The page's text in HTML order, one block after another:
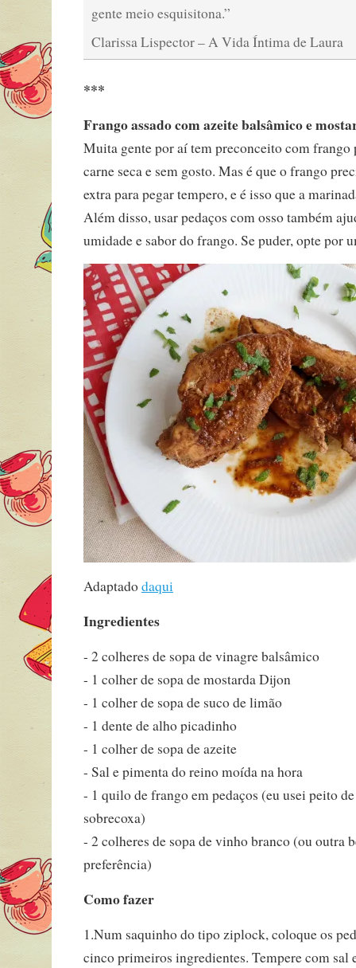
gente meio esquisitona.”
Clarissa Lispector – A Vida Íntima de Laura
***
Frango assado com azeite balsâmico e
Muita gente por aí tem preconceito com frango
carne seca e sem gosto. Mas é que o frango
extra para pegar tempero, e é isso que a
Além disso, usar pedaços com osso também
umidade e sabor do frango. Se puder, opte por
Adaptadodaqui
Ingredientes
- 2 colheres de sopa de vinagre balsâmico
- 1 colher de sopa de mostarda Dijon
- 1 colher de sopa de suco de limão
- 1 dente de alho picadinho
- 1 colher de sopa de azeite
- Sal e pimenta do reino moída na hora
- 1 quilo de frango em pedaços (eu usei peito
sobrecoxa)
- 2 colheres de sopa de vinho branco (ou outra
preferência)
Como fazer
1.Num saquinho do tipo ziplock, coloque os
cinco primeiros ingredientes. Tempere com sal